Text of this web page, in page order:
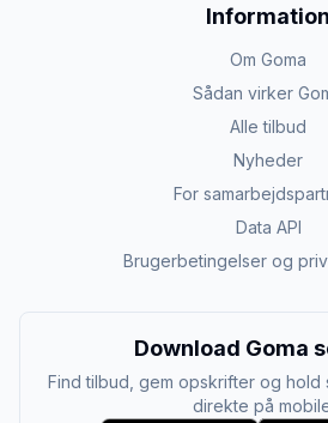
Information
Om Goma
Sådan virker
Alle tilbud
Nyheder
For
Data API
Brugerbetingelser og
Download Goma
Find tilbud, gem opskrifter og hold
direkte på